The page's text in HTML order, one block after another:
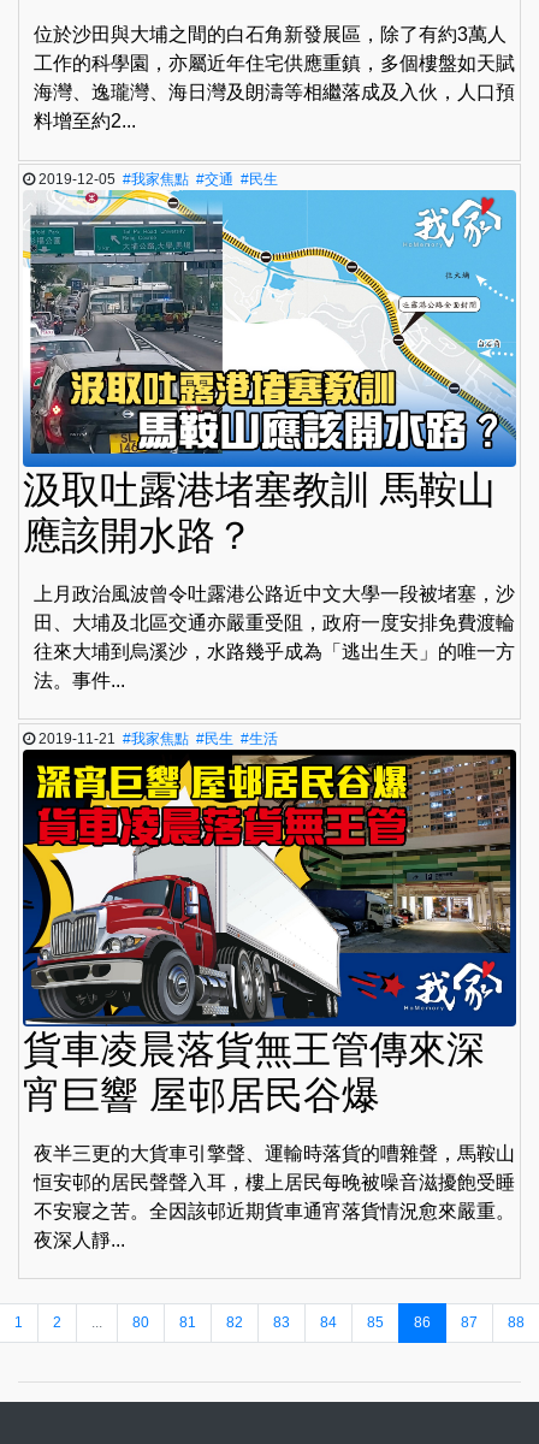
位於沙田與大埔之間的白石角新發展區，除了有約3萬人
工作的科學園，亦屬近年住宅供應重鎮，多個樓盤如天賦
海灣、逸瓏灣、海日灣及朗濤等相繼落成及入伙，人口預
料增至約2...
2019-12-05#我家焦點 #交通 #民生
汲取吐露港堵塞教訓 馬鞍山
應該開水路？
上月政治風波曾令吐露港公路近中文大學一段被堵塞，沙
田、大埔及北區交通亦嚴重受阻，政府一度安排免費渡輪
往來大埔到烏溪沙，水路幾乎成為「逃出生天」的唯一方
法。事件...
2019-11-21#我家焦點 #民生 #生活
貨車凌晨落貨無王管傳來深
宵巨響 屋邨居民谷爆
夜半三更的大貨車引擎聲、運輸時落貨的嘈雜聲，馬鞍山
恒安邨的居民聲聲入耳，樓上居民每晚被噪音滋擾飽受睡
不安寢之苦。全因該邨近期貨車通宵落貨情況愈來嚴重。
夜深人靜...
1 2 ... 80 81 82 83 84 85 86 87 88